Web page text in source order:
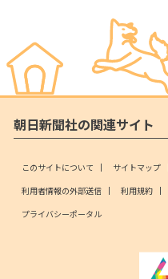
朝日新聞社の関連サイト
このサイトについて サイトマップ
利用者情報の外部送信
利用規約
プライバシーポータル